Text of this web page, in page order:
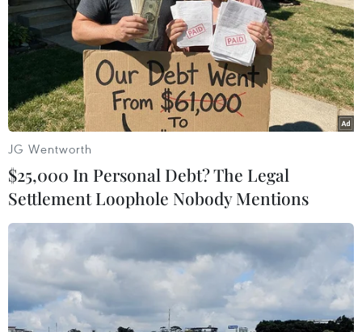
Xử phạt 125 triệu đồng với 2 thanh niên
không chấp hành lệnh nhập ngũ
JG Wentworth
$25,000 In Personal Debt? The Legal
Settlement Loophole Nobody Mentions